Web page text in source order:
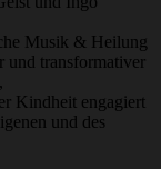
Musik & Heilung
und transformativer
Kindheit engagiert
und des